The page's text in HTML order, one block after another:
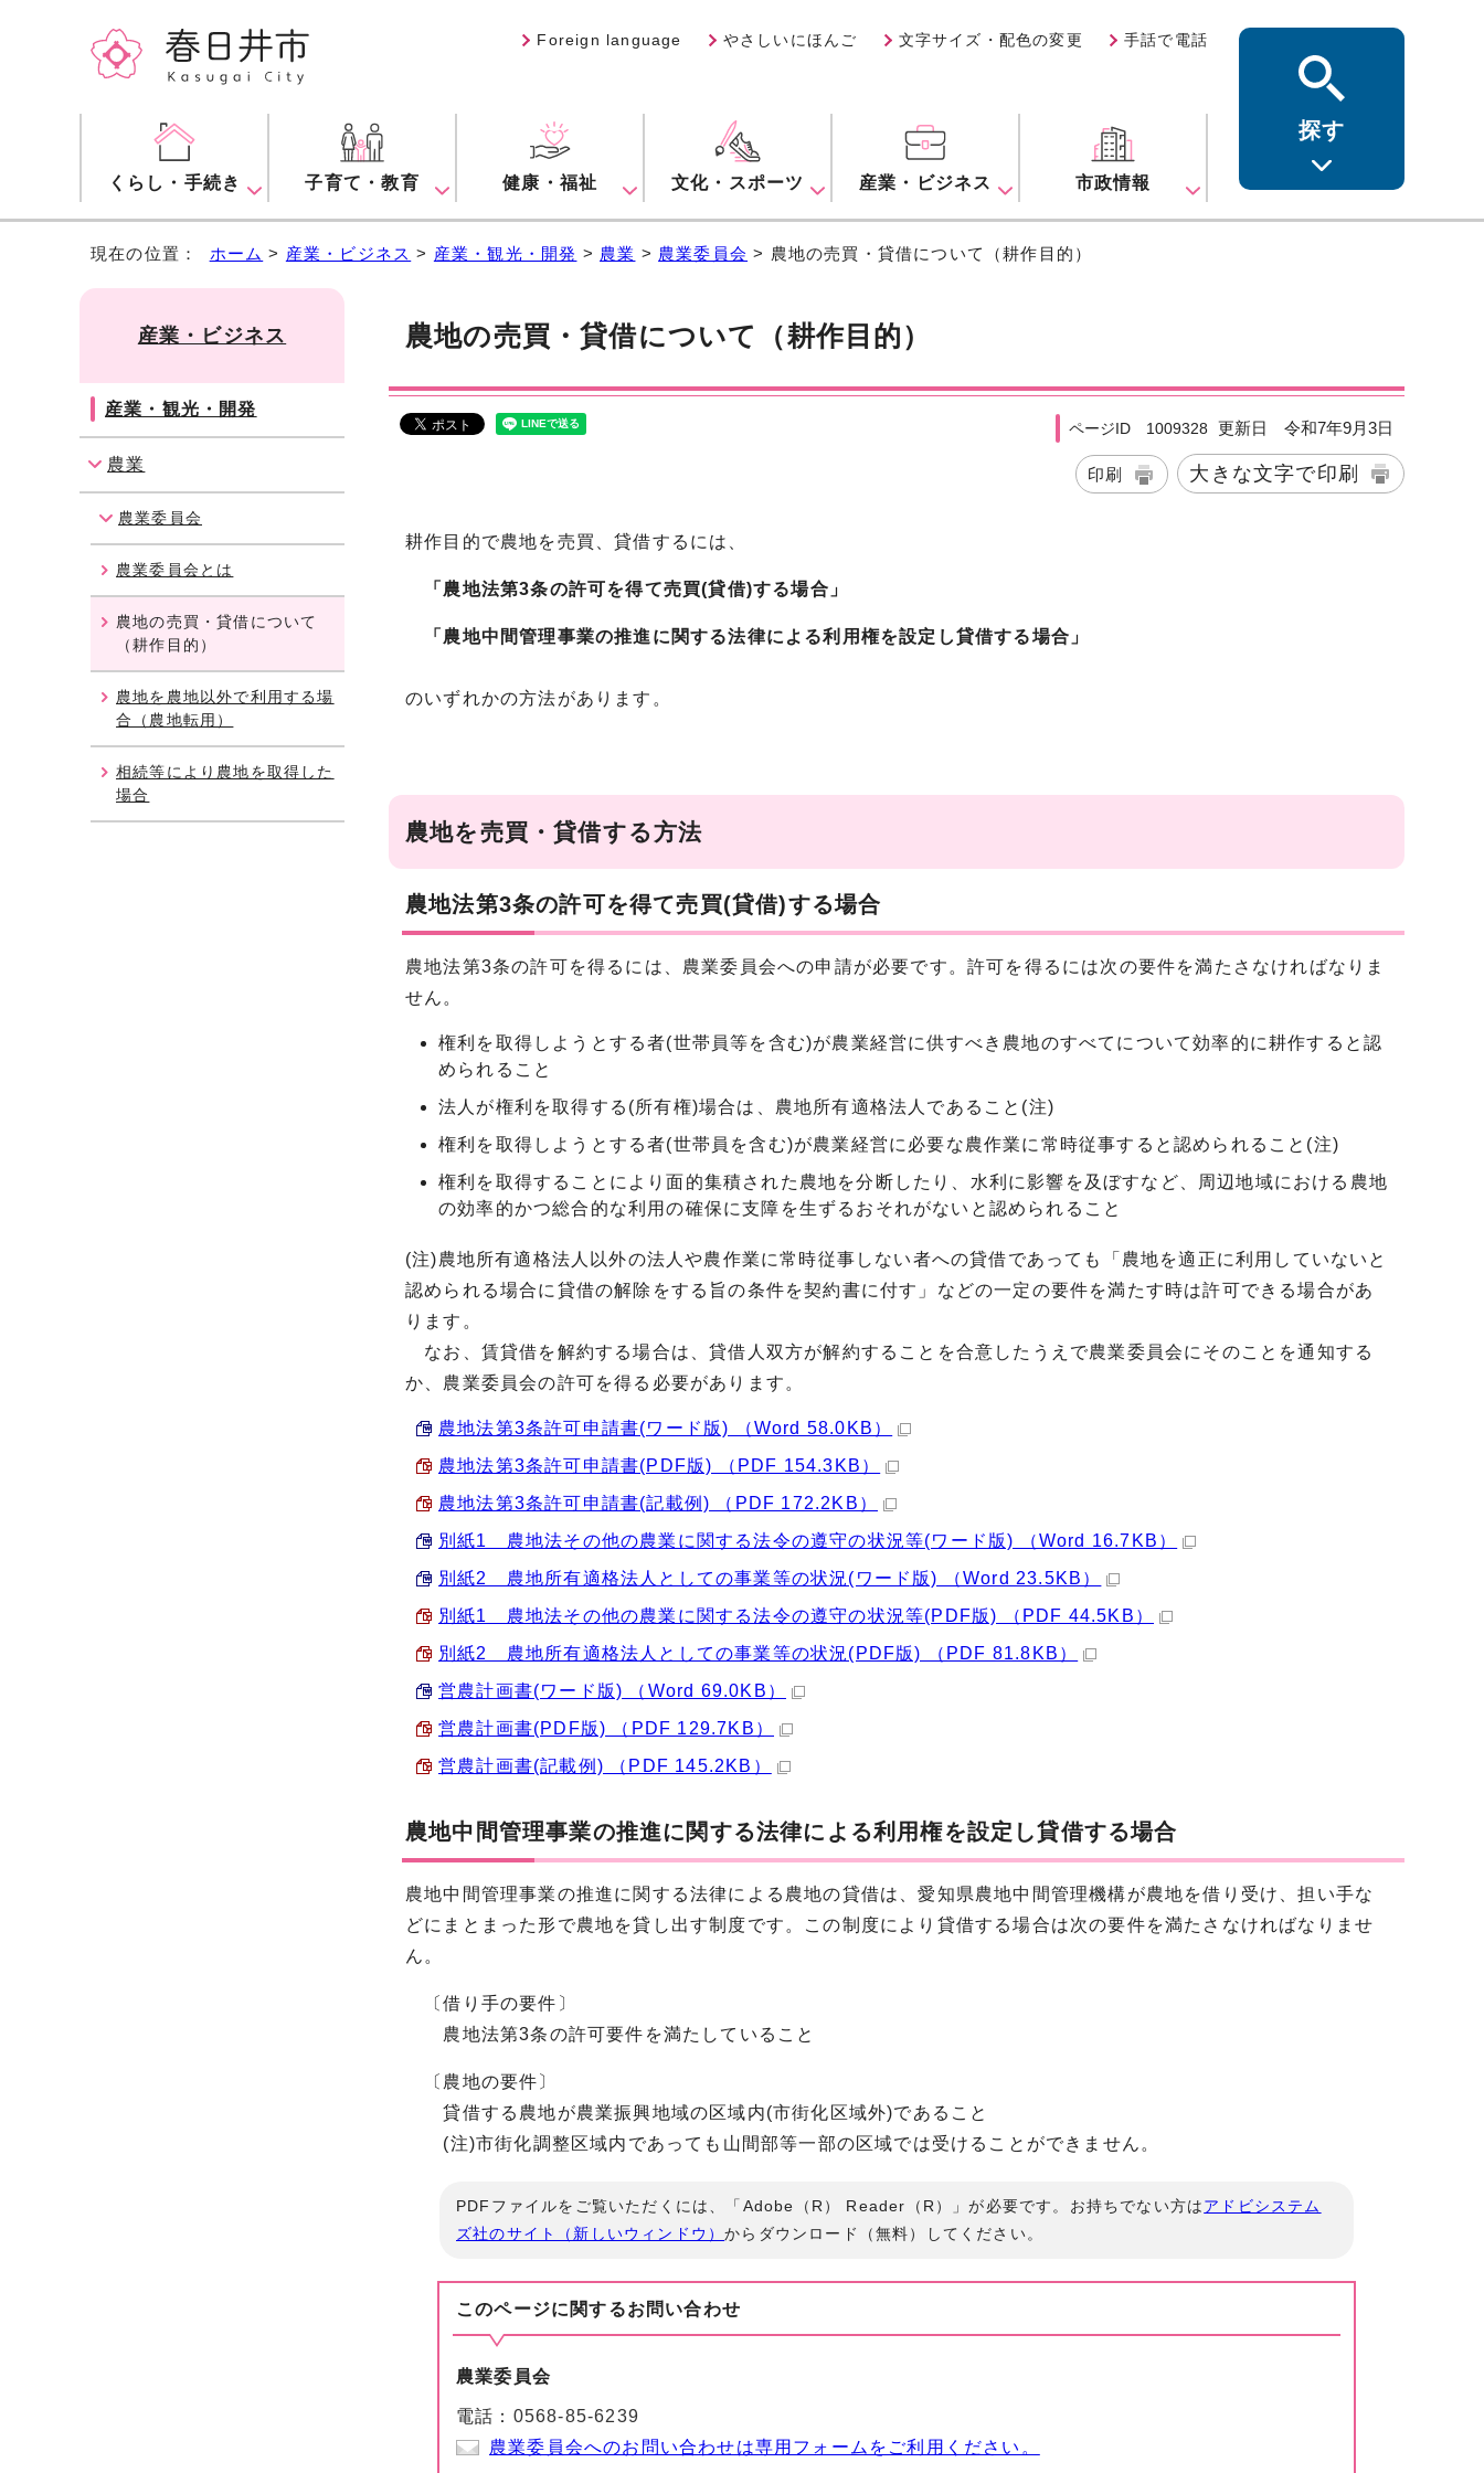
Foreign language やさしいにほんご 文字サイズ・配色の変更 手話で電話
くらし・手続き 子育て・教育 健康・福祉 文化・スポーツ 産業・ビジネス 市政情報
探す
現在の位置： ホーム > 産業・ビジネス > 産業・観光・開発 > 農業 > 農業委員会 > 農地の売買・貸借について（耕作目的）
農地の売買・貸借について（耕作目的）
ページID 1009328 更新日 令和7年9月3日
印刷 大きな文字で印刷
耕作目的で農地を売買、貸借するには、
「農地法第3条の許可を得て売買(貸借)する場合」
「農地中間管理事業の推進に関する法律による利用権を設定し貸借する場合」
のいずれかの方法があります。
農地を売買・貸借する方法
農地法第3条の許可を得て売買(貸借)する場合
農地法第3条の許可を得るには、農業委員会への申請が必要です。許可を得るには次の要件を満たさなければなりま
せん。
権利を取得しようとする者(世帯員等を含む)が農業経営に供すべき農地のすべてについて効率的に耕作すると認
められること
法人が権利を取得する(所有権)場合は、農地所有適格法人であること(注)
権利を取得しようとする者(世帯員を含む)が農業経営に必要な農作業に常時従事すると認められること(注)
権利を取得することにより面的集積された農地を分断したり、水利に影響を及ぼすなど、周辺地域における農地
の効率的かつ総合的な利用の確保に支障を生ずるおそれがないと認められること
(注)農地所有適格法人以外の法人や農作業に常時従事しない者への貸借であっても「農地を適正に利用していないと
認められる場合に貸借の解除をする旨の条件を契約書に付す」などの一定の要件を満たす時は許可できる場合があ
ります。
なお、賃貸借を解約する場合は、貸借人双方が解約することを合意したうえで農業委員会にそのことを通知する
か、農業委員会の許可を得る必要があります。
農地法第3条許可申請書(ワード版) （Word 58.0KB）
農地法第3条許可申請書(PDF版) （PDF 154.3KB）
農地法第3条許可申請書(記載例) （PDF 172.2KB）
別紙1 農地法その他の農業に関する法令の遵守の状況等(ワード版) （Word 16.7KB）
別紙2 農地所有適格法人としての事業等の状況(ワード版) （Word 23.5KB）
別紙1 農地法その他の農業に関する法令の遵守の状況等(PDF版) （PDF 44.5KB）
別紙2 農地所有適格法人としての事業等の状況(PDF版) （PDF 81.8KB）
営農計画書(ワード版) （Word 69.0KB）
営農計画書(PDF版) （PDF 129.7KB）
営農計画書(記載例) （PDF 145.2KB）
農地中間管理事業の推進に関する法律による利用権を設定し貸借する場合
農地中間管理事業の推進に関する法律による農地の貸借は、愛知県農地中間管理機構が農地を借り受け、担い手な
どにまとまった形で農地を貸し出す制度です。この制度により貸借する場合は次の要件を満たさなければなりませ
ん。
〔借り手の要件〕
農地法第3条の許可要件を満たしていること
〔農地の要件〕
貸借する農地が農業振興地域の区域内(市街化区域外)であること
(注)市街化調整区域内であっても山間部等一部の区域では受けることができません。
PDFファイルをご覧いただくには、「Adobe（R） Reader（R）」が必要です。お持ちでない方はアドビシステム
ズ社のサイト（新しいウィンドウ）からダウンロード（無料）してください。
このページに関するお問い合わせ
農業委員会
電話： 0568-85-6239
農業委員会へのお問い合わせは専用フォームをご利用ください。
産業・ビジネス
産業・観光・開発
農業
農業委員会
農業委員会とは
農地の売買・貸借について
（耕作目的）
農地を農地以外で利用する場
合（農地転用）
相続等により農地を取得した
場合